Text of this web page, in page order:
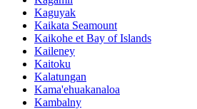
Kaguyak
Kaikata Seamount
Kaikohe et Bay of Islands
Kaileney
Kaitoku
Kalatungan
Kama'ehuakanaloa
Kambalny